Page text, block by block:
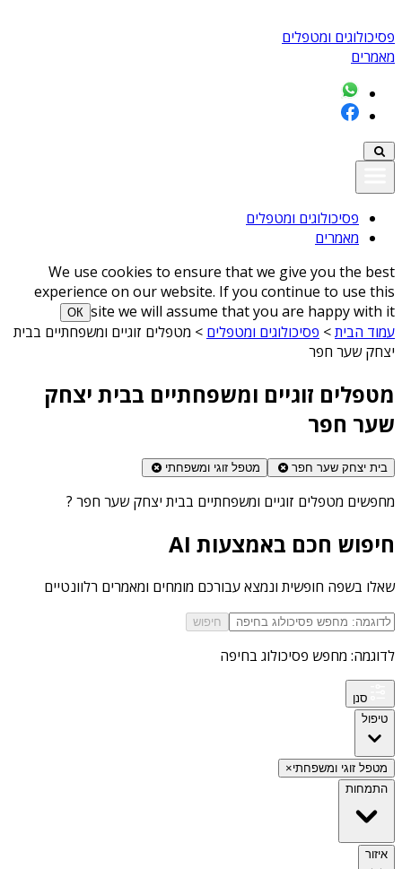
פסיכולוגים ומטפלים
מאמרים
פסיכולוגים ומטפלים
מאמרים
We use cookies to ensure that we give you the best
experience on our website. If you continue to use this
site we will assume that you are happy with it
ОК
עמוד הבית> פסיכולוגים ומטפלים > מטפלים זוגיים ומשפחתיים בבית
יצחק שער חפר
מטפלים זוגיים ומשפחתיים בבית יצחק
שער חפר
בית יצחק שער חפר מטפל זוגי ומשפחתי
מחפשים מטפלים זוגיים ומשפחתיים בבית יצחק שער חפר ?
חיפוש חכם באמצעות AI
שאלו בשפה חופשית ונמצא עבורכם מומחים ומאמרים רלוונטיים
חיפוש
לדוגמה: מחפש פסיכולוג בחיפה
סנן
טיפול
מטפל זוגי ומשפחתי×
התמחות
איזור